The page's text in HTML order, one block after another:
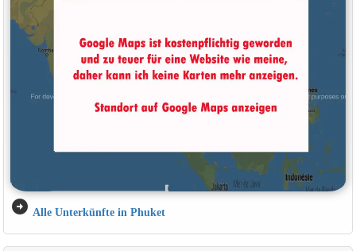
arrow_circle_right Alle Unterkünfte in Phuket